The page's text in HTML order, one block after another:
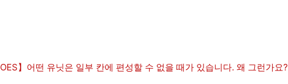
】어떤 유닛은 일부 칸에 편성할 수 없을 때가 있습니다. 왜 그런가요?